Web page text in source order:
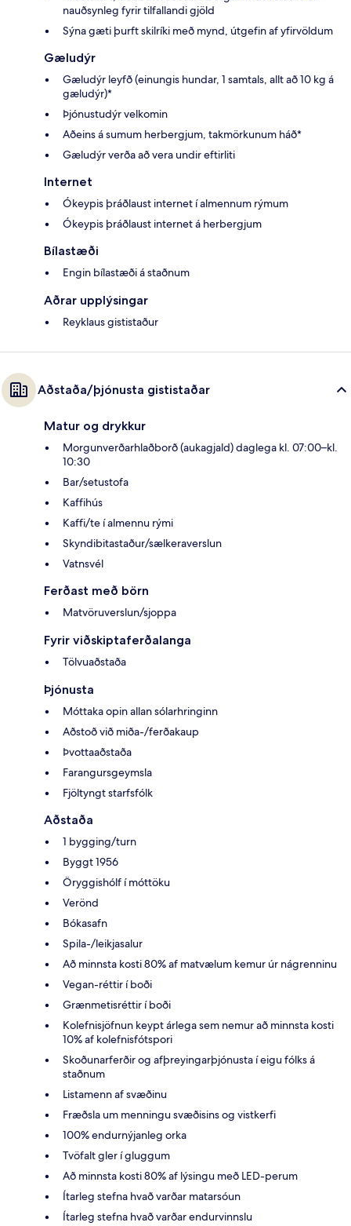
nauðsynleg fyrir tilfallandi gjöld
Sýna gæti þurft skilríki með mynd, útgefin af yfirvöldum
Gæludýr
Gæludýr leyfð (einungis hundar, 1 samtals, allt að 10 kg á
gæludýr)*
Þjónustudýr velkomin
Aðeins á sumum herbergjum, takmörkunum háð*
Gæludýr verða að vera undir eftirliti
Internet
Ókeypis þráðlaust internet í almennum rýmum
Ókeypis þráðlaust internet á herbergjum
Bílastæði
Engin bílastæði á staðnum
Aðrar upplýsingar
Reyklaus gististaður
Aðstaða/þjónusta gististaðar
Matur og drykkur
Morgunverðarhlaðborð (aukagjald) daglega kl. 07:00–kl.
10:30
Bar/setustofa
Kaffihús
Kaffi/te í almennu rými
Skyndibitastaður/sælkeraverslun
Vatnsvél
Ferðast með börn
Matvöruverslun/sjoppa
Fyrir viðskiptaferðalanga
Tölvuaðstaða
Þjónusta
Móttaka opin allan sólarhringinn
Aðstoð við miða-/ferðakaup
Þvottaaðstaða
Farangursgeymsla
Fjöltyngt starfsfólk
Aðstaða
1 bygging/turn
Byggt 1956
Öryggishólf í móttöku
Verönd
Bókasafn
Spila-/leikjasalur
Að minnsta kosti 80% af matvælum kemur úr nágrenninu
Vegan-réttir í boði
Grænmetisréttir í boði
Kolefnisjöfnun keypt árlega sem nemur að minnsta kosti
10% af kolefnisfótspori
Skoðunarferðir og afþreyingarþjónusta í eigu fólks á
staðnum
Listamenn af svæðinu
Fræðsla um menningu svæðisins og vistkerfi
100% endurnýjanleg orka
Tvöfalt gler í gluggum
Að minnsta kosti 80% af lýsingu með LED-perum
Ítarleg stefna hvað varðar matarsóun
Ítarleg stefna hvað varðar endurvinnslu